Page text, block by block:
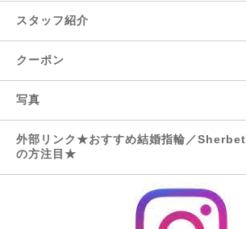
スタッフ紹介
クーポン
写真
外部リンク★おすすめ結婚指輪／
の方注目★